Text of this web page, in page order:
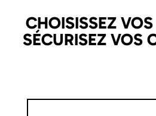
CHOISISSEZ
SÉCURISEZ VOS